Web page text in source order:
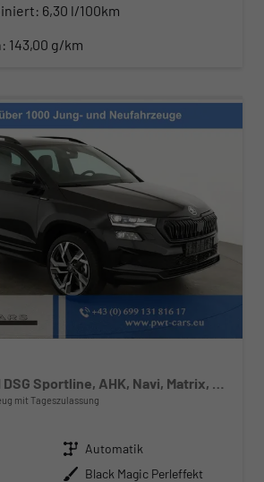
6,30 l/100km
143,00 g/km
mit Tageszulassung
Getriebe Automatik
Außenfarbe Black Magic Perleffekt